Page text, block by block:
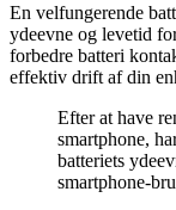
En velfungerende
ydeevne og levetid
forbedre batteri
effektiv drift af din
Efter at have
smartphone,
batteriets
smartphone-